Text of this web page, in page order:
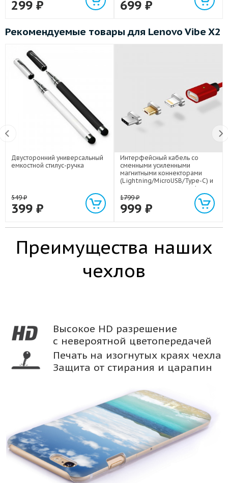
299 ₽ 699 ₽
Рекомендуемые товары для Lenovo Vibe X2
Двусторонний универсальный
емкостной стилус-ручка
549₽
399 ₽
Интерфейсный кабель со
сменными усиленными
магнитными коннекторами
(Lightning/MicroUSB/Type-C) и
световым индикатором 1м
1799₽
999 ₽
Преимущества наших
чехлов
Высокое HD разрешение
с невероятной цветопередачей
Печать на изогнутых краях чехла
Защита от стирания и царапин